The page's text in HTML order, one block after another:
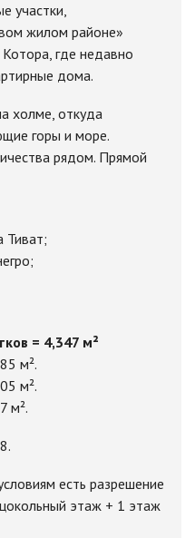
участки,
жилом районе»
где недавно
дома.
холме, откуда
горы и море.
рядом. Прямой
Тиват;
= 4,347 м²
м².
м².
м².
есть разрешение
этаж + 1 этаж